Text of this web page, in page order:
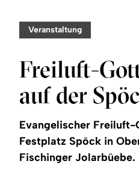
Urlaub
buchen
Sommer
Winter
Veranstaltung
Freiluft-
auf der
Evangelischer
Festplatz Spöck in
Fischinger Jolarbüebe.